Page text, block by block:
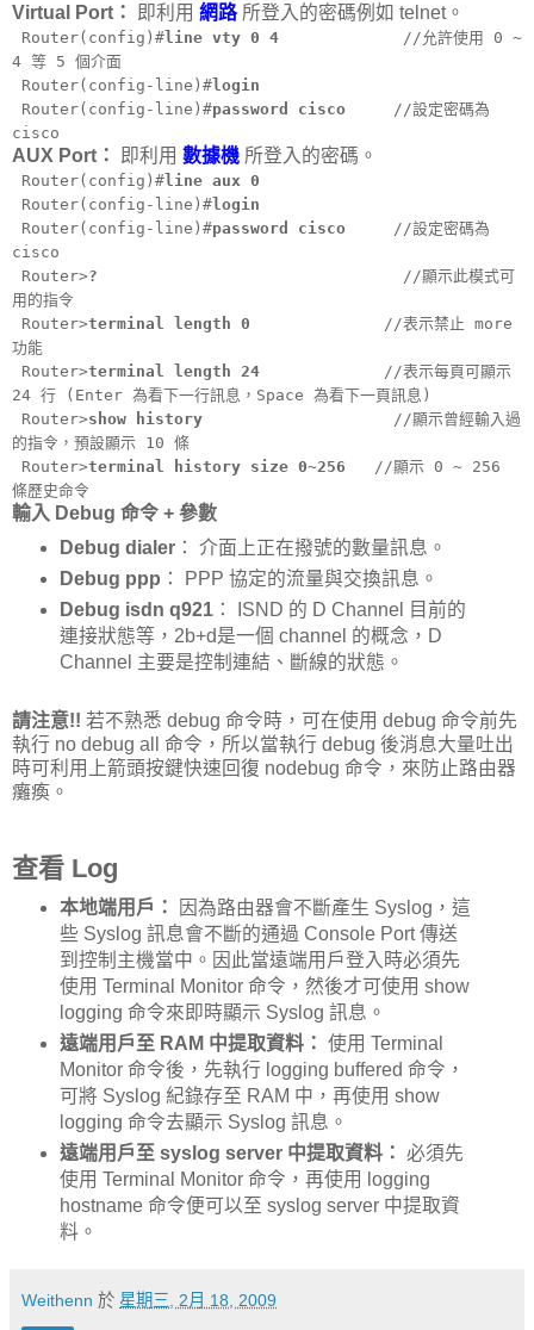
Virtual Port： 即利用 網路 所登入的密碼例如 telnet。
Router(config)#line vty 0 4 //允許使用 0 ~
4 等 5 個介面
Router(config-line)#login
Router(config-line)#password cisco //設定密碼為
cisco
AUX Port： 即利用 數據機 所登入的密碼。
Router(config)#line aux 0
Router(config-line)#login
Router(config-line)#password cisco //設定密碼為
cisco
Router>? //顯示此模式可
用的指令
Router>terminal length 0 //表示禁止 more
功能
Router>terminal length 24
//表示每頁可顯示
24 行 (Enter 為看下一行訊息，Space 為看下一頁訊息)
Router>show history
//顯示曾經輸入過
的指令，預設顯示 10 條
Router>terminal history size 0~256 //顯示 0 ~ 256
條歷史命令
輸入 Debug 命令 + 參數
Debug dialer： 介面上正在撥號的數量訊息。
Debug ppp ： PPP 協定的流量與交換訊息。
Debug isdn q921： ISND 的 D Channel 目前的
連接狀態等，2b+d是一個 channel 的概念，D
Channel 主要是控制連結、斷線的狀態。
請注意!! 若不熟悉 debug 命令時，可在使用 debug 命令前先
執行 no debug all 命令，所以當執行 debug 後消息大量吐出
時可利用上箭頭按鍵快速回復 nodebug 命令，來防止路由器
癱瘓。
查看 Log
本地端用戶：
因為路由器會不斷產生 Syslog，這
些 Syslog 訊息會不斷的通過 Console Port 傳送
到控制主機當中。因此當遠端用戶登入時必須先
使用 Terminal Monitor 命令，然後才可使用 show
logging 命令來即時顯示 Syslog 訊息。
遠端用戶至 RAM 中提取資料： 使用 Terminal
Monitor 命令後，先執行 logging buffered 命令，
可將 Syslog 紀錄存至 RAM 中，再使用 show
logging 命令去顯示 Syslog 訊息。
遠端用戶至 syslog server 中提取資料： 必須先
使用 Terminal Monitor 命令，再使用 logging
hostname 命令便可以至 syslog server 中提取資
料。
Weithenn 於 星期三, 2月 18, 2009